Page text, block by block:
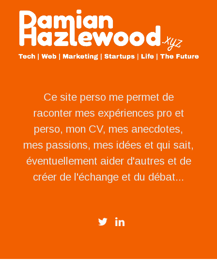
Ce site perso me permet de
raconter mes expériences pro et
perso, mon CV, mes anecdotes,
mes passions, mes idées et qui sait,
éventuellement aider d'autres et de